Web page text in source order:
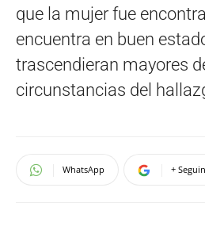
que la mujer fue
encuentra en buen
trascendieran mayores
circunstancias del
WhatsApp +